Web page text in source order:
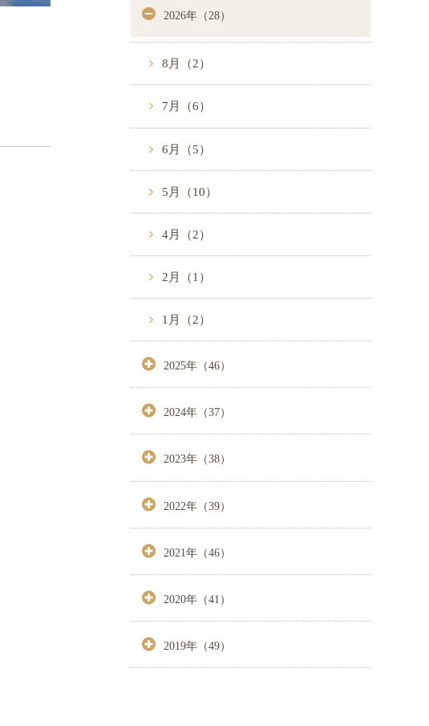
2026年（28）
8月（2）
7月（6）
6月（5）
5月（10）
4月（2）
2月（1）
1月（2）
2025年（46）
2024年（37）
2023年（38）
2022年（39）
2021年（46）
2020年（41）
2019年（49）